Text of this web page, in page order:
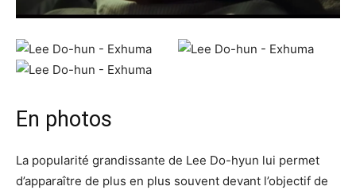
En photos
La popularité grandissante de Lee Do-hyun lui permet
d’apparaître de plus en plus souvent devant l’objectif de